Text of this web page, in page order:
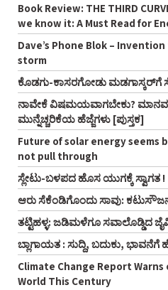
Book Review: THE THIRD
we know it: A Must Read for
Dave’s Phone Blok –
storm
ಕೊಡಗು-ಕಾಸರಗೋಡು ಮಡಗಾಸ್ಕರ್‌ಗೆ
ನಾವೇಕೆ ವಿಷಮಯವಾಗಬೇಕು?
ಮುನ್ನೆಚ್ಚರಿಕೆಯ ಹೆಜ್ಜೆಗಳು [ಪುಸ್ತಕ]
Future of solar energy seems
not pull through
ಸ್ಲೇಟು-ಬಳಪದ ಹೊಸ ಯುಗಕ್ಕೆ ಸ್ವಾಗತ !
ಆರು ಸೆಕೆಂಡಿಗೊಂದು ಸಾವು:
ತಟ್ಟಿಹಳ್ಳ: ಜಡಿಮಳೆಗೂ ಸವಾಲೊಡ್ಡಿದ
ಬ್ಲಾಗಾಯತ : ಸುದ್ದಿ, ಬದುಕು, ಭಾವನೆಗೆ
Climate Change Report
World This Century